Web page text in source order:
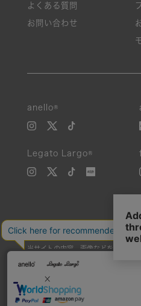
よくある質問
お問い合わせ
anello®
Legato Largo®
当サイトの内容、画像などを無断で
Unauthorized reproduction,
images or content from this